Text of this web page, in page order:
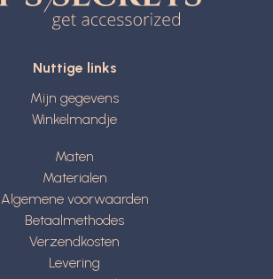
Nuttige links
Mijn gegevens
Winkelmandje
Maten
Materialen
Algemene voorwaarden
Betaalmethodes
Verzendkosten
Levering